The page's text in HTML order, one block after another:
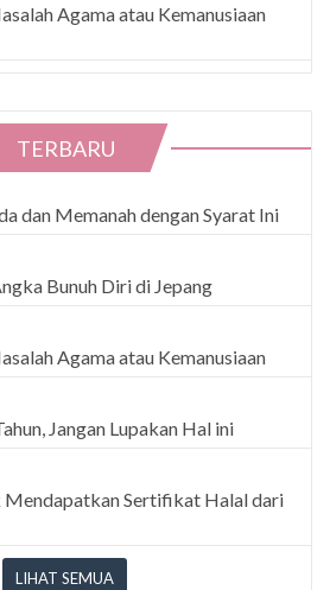
Agama atau Kemanusiaan
TERBARU
dan Memanah dengan Syarat Ini
Bunuh Diri di Jepang
Agama atau Kemanusiaan
Jangan Lupakan Hal ini
Mendapatkan Sertifikat Halal dari
LIHAT SEMUA